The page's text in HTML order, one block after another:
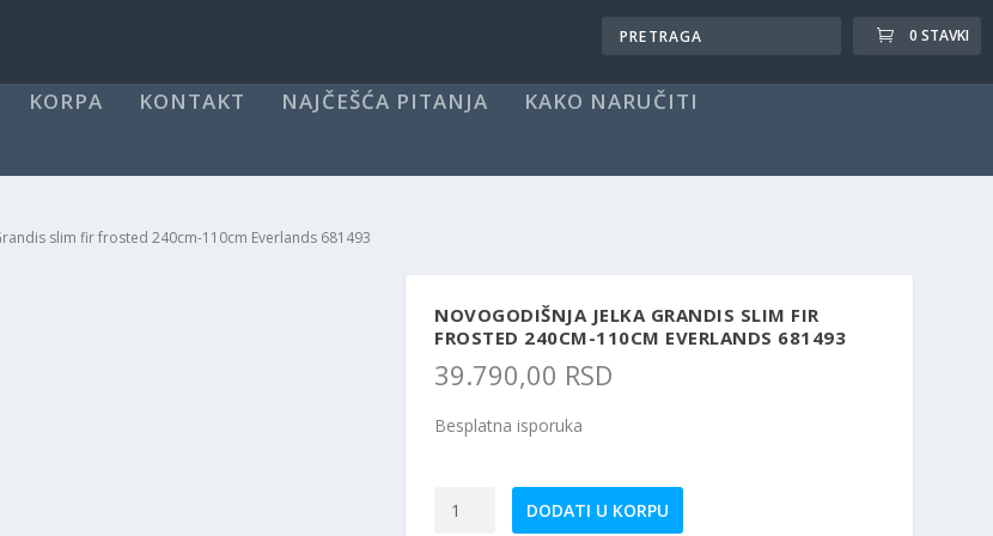
0 STAVKI
KORPA KONTAKT NAJČEŠĆA PITANJA KAKO NARUČITI
slim fir frosted 240cm-110cm Everlands 681493
NOVOGODIŠNJA JELKA GRANDIS SLIM FIR
FROSTED 240CM-110CM EVERLANDS 681493
39.790,00 RSD
Besplatna isporuka
DODATI U KORPU